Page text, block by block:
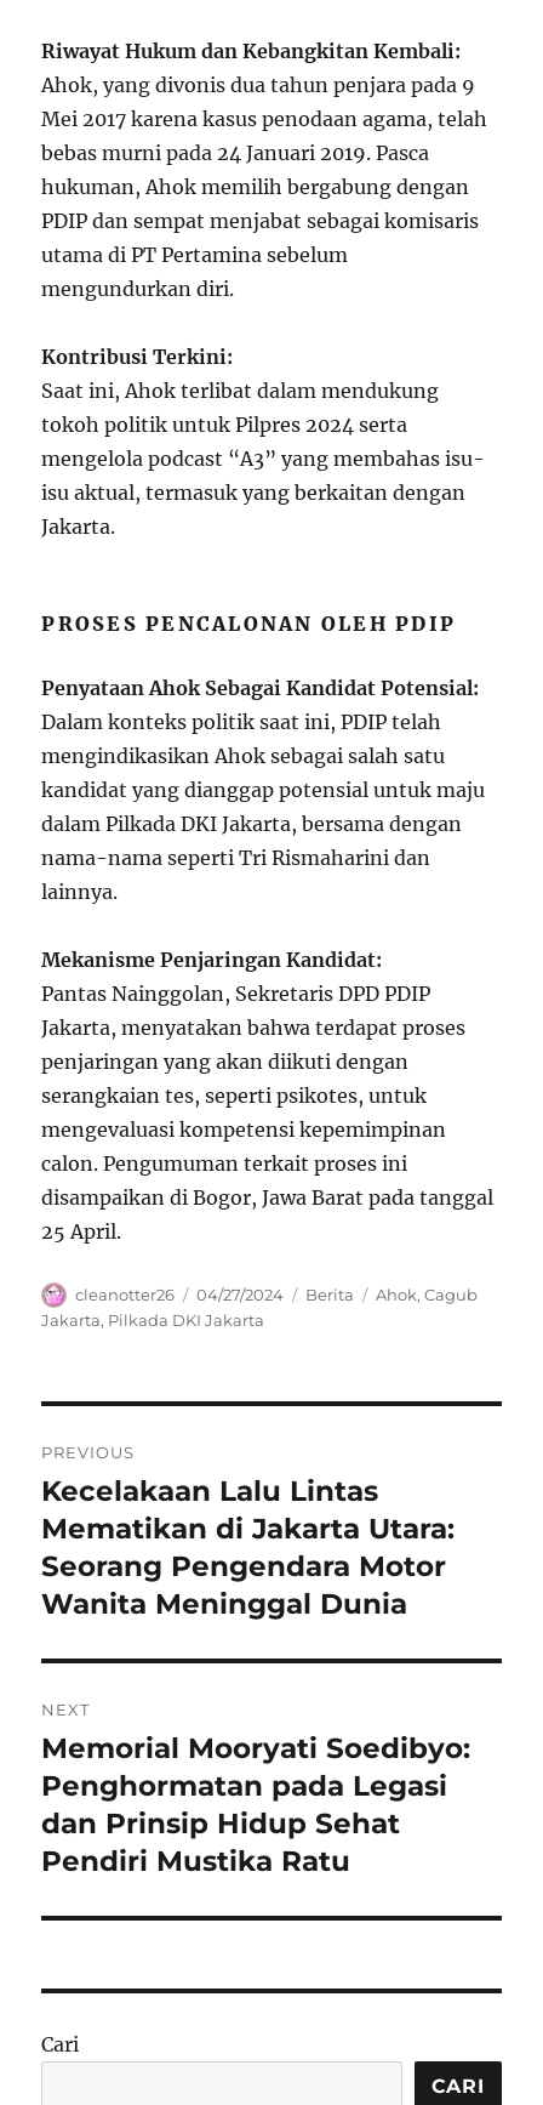
Riwayat Hukum dan Kebangkitan Kembali:
Ahok, yang divonis dua tahun penjara pada 9
Mei 2017 karena kasus penodaan agama, telah
bebas murni pada 24 Januari 2019. Pasca
hukuman, Ahok memilih bergabung dengan
PDIP dan sempat menjabat sebagai komisaris
utama di PT Pertamina sebelum
mengundurkan diri.
Kontribusi Terkini:
Saat ini, Ahok terlibat dalam mendukung
tokoh politik untuk Pilpres 2024 serta
mengelola podcast “A3” yang membahas isu-
isu aktual, termasuk yang berkaitan dengan
Jakarta.
PROSES PENCALONAN OLEH PDIP
Penyataan Ahok Sebagai Kandidat Potensial:
Dalam konteks politik saat ini, PDIP telah
mengindikasikan Ahok sebagai salah satu
kandidat yang dianggap potensial untuk maju
dalam Pilkada DKI Jakarta, bersama dengan
nama-nama seperti Tri Rismaharini dan
lainnya.
Mekanisme Penjaringan Kandidat:
Pantas Nainggolan, Sekretaris DPD PDIP
Jakarta, menyatakan bahwa terdapat proses
penjaringan yang akan diikuti dengan
serangkaian tes, seperti psikotes, untuk
mengevaluasi kompetensi kepemimpinan
calon. Pengumuman terkait proses ini
disampaikan di Bogor, Jawa Barat pada tanggal
25 April.
Author
cleanotter26
Posted
on
04/27/2024 Categories
Berita Tags
Ahok,Cagub
Jakarta, Pilkada DKI Jakarta
pos
PREVIOUS
Previous
post:
Kecelakaan Lalu Lintas
Mematikan di Jakarta Utara:
Seorang Pengendara Motor
Wanita Meninggal Dunia
NEXT
Next
post:
Memorial Mooryati Soedibyo:
Penghormatan pada Legasi
dan Prinsip Hidup Sehat
Pendiri Mustika Ratu
Cari
CARI